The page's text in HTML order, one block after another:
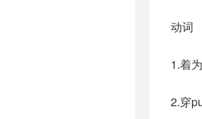
动词
1.着
2.穿